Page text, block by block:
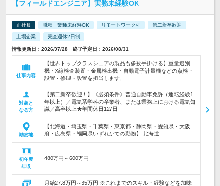
【フィールドエンジニア】実務未経験OK
正社員 職種・業種未経験OK リモートワーク可 第二新卒歓迎
上場企業 完全週休2日制
情報更新日：2026/07/28 終了予定日：2026/08/31
仕事内容
【世界トップクラスシェアの製品も多数手掛ける】重量選別
機・X線検査装置・金属検出機・自動電子計量機などの点検・
設置・修理・設置を担当します。
対象と
なる方
【第二新卒歓迎！】《必須条件》普通自動車免許（運転経験1
年以上）／電気系学科の卒業者、または業務上における電気知
識／高卒以上★年間休日127日
勤務地
【北海道・埼玉県・千葉県・東京都・静岡県・愛知県・大阪
府・広島県・福岡県いずれかでの勤務】 北海道…
初年度
年収
480万円～600万円
月給27.8万円～35万円 ※これまでのスキル・経験などを加味